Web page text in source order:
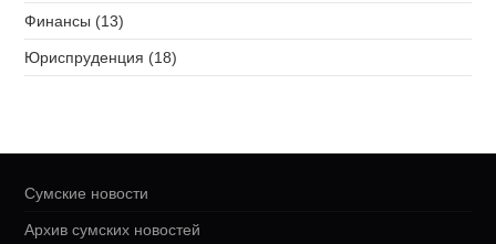
Финансы (13)
Юриспруденция (18)
Сумские новости
Архив сумских новостей